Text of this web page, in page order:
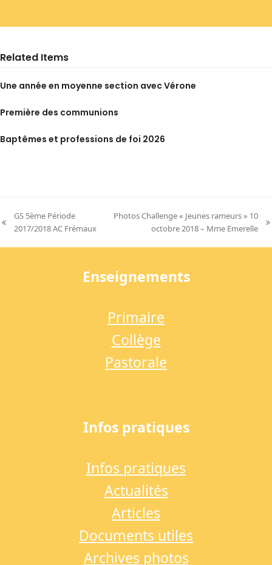
Related Items
Une année en moyenne section avec Vérone
Première des communions
Baptêmes et professions de foi 2026
previous
GS 5ème Période
2017/2018 AC Frémaux
Photos Challenge « Jeunes rameurs » 10
octobre 2018 – Mme Emerelle
Enseignements
Primaire
Collège
Pastorale
Infos pratiques
Infos pratiques
Actualités
Articles
Documents utiles
Archives photos